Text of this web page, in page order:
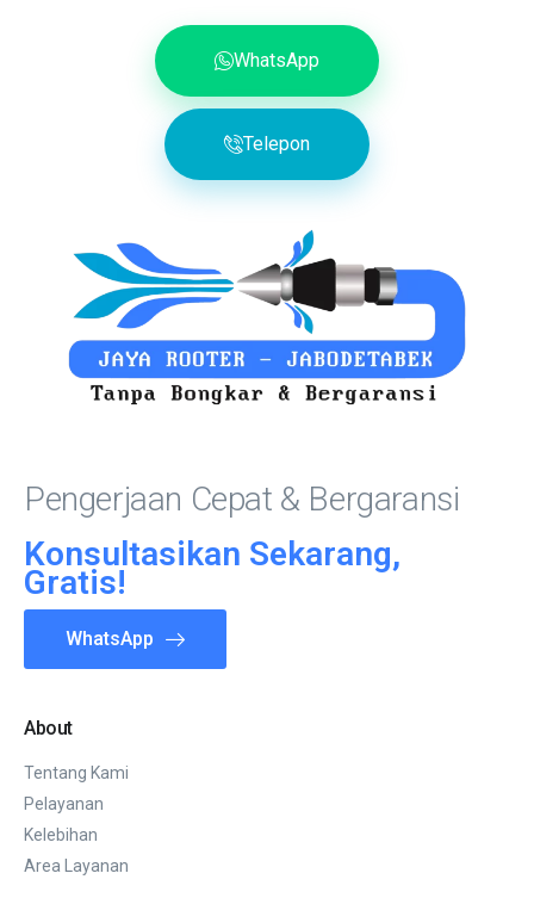
WhatsApp
Telepon
Pengerjaan Cepat & Bergaransi
Konsultasikan Sekarang,
Gratis!
WhatsApp
About
Tentang Kami
Pelayanan
Kelebihan
Area Layanan